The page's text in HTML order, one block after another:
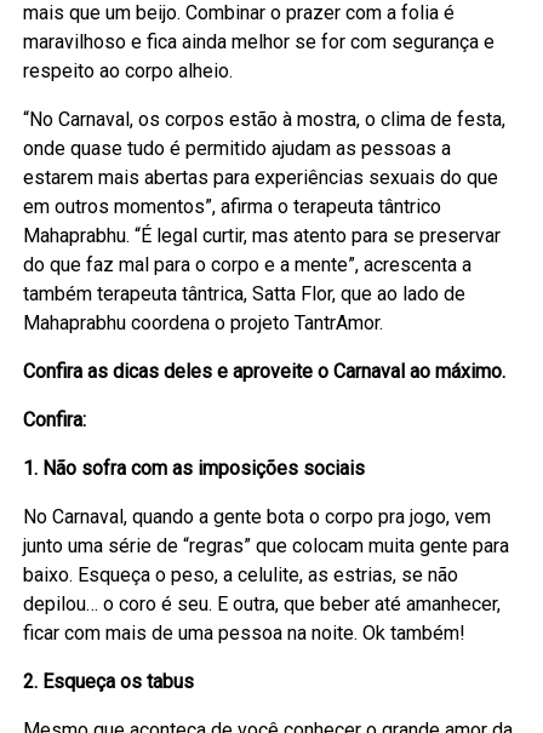
mais que um beijo. Combinar o prazer com a folia é
maravilhoso e fica ainda melhor se for com segurança e
respeito ao corpo alheio.
“No Carnaval, os corpos estão à mostra, o clima de festa,
onde quase tudo é permitido ajudam as pessoas a
estarem mais abertas para experiências sexuais do que
em outros momentos”, afirma o terapeuta tântrico
Mahaprabhu. “É legal curtir, mas atento para se preservar
do que faz mal para o corpo e a mente”, acrescenta a
também terapeuta tântrica, Satta Flor, que ao lado de
Mahaprabhu coordena o projeto TantrAmor.
Confira as dicas deles e aproveite o Carnaval ao máximo.
Confira:
1. Não sofra com as imposições sociais
No Carnaval, quando a gente bota o corpo pra jogo, vem
junto uma série de “regras” que colocam muita gente para
baixo. Esqueça o peso, a celulite, as estrias, se não
depilou… o coro é seu. E outra, que beber até amanhecer,
ficar com mais de uma pessoa na noite. Ok também!
2. Esqueça os tabus